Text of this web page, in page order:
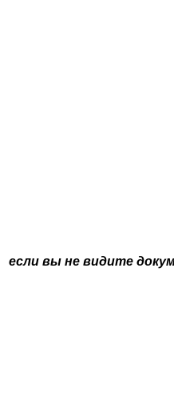
если вы не видите